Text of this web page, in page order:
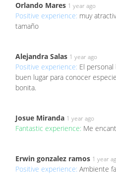
Orlando Mares 1 year ago
Positive experience: muy
tamaño
Alejandra Salas 1 year ago
Positive experience: El
buen lugar para conocer
bonita.
Josue Miranda 1 year ago
Fantastic experience: Me
Erwin gonzalez ramos 1 year
Positive experience: Ambiente